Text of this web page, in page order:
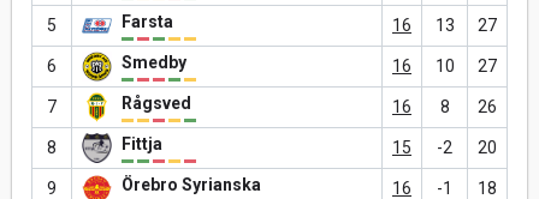
5 Farsta 16 13 27
6 Smedby 16 10 27
7 Rågsved 16 8 26
8 Fittja 15 -2 20
9 Örebro Syrianska 16 -1 18